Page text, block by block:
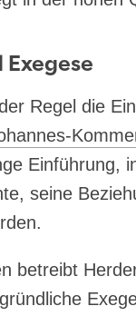
Exegese
Regel die
Ein­füh­rung,
sei­ne
betreibt